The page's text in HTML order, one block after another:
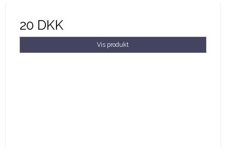
20 DKK
Vis produkt